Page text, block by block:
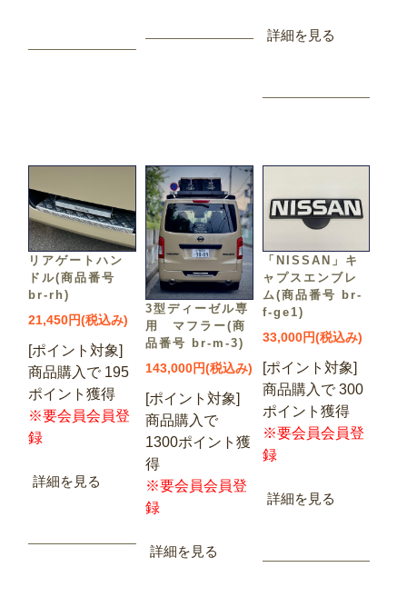
詳細を見る
リアゲートハン
ドル(商品番号
br-rh)
21,450円(税込み)
[ポイント対象]
商品購入で 195
ポイント獲得
※要会員会員登
録
詳細を見る
3型ディーゼル専
用 マフラー(商
品番号 br-m-3)
143,000円(税込み)
[ポイント対象]
商品購入で
1300ポイント獲
得
※要会員会員登
録
詳細を見る
「NISSAN」キ
ャプスエンブレ
ム(商品番号 br-
f-ge1)
33,000円(税込み)
[ポイント対象]
商品購入で 300
ポイント獲得
※要会員会員登
録
詳細を見る